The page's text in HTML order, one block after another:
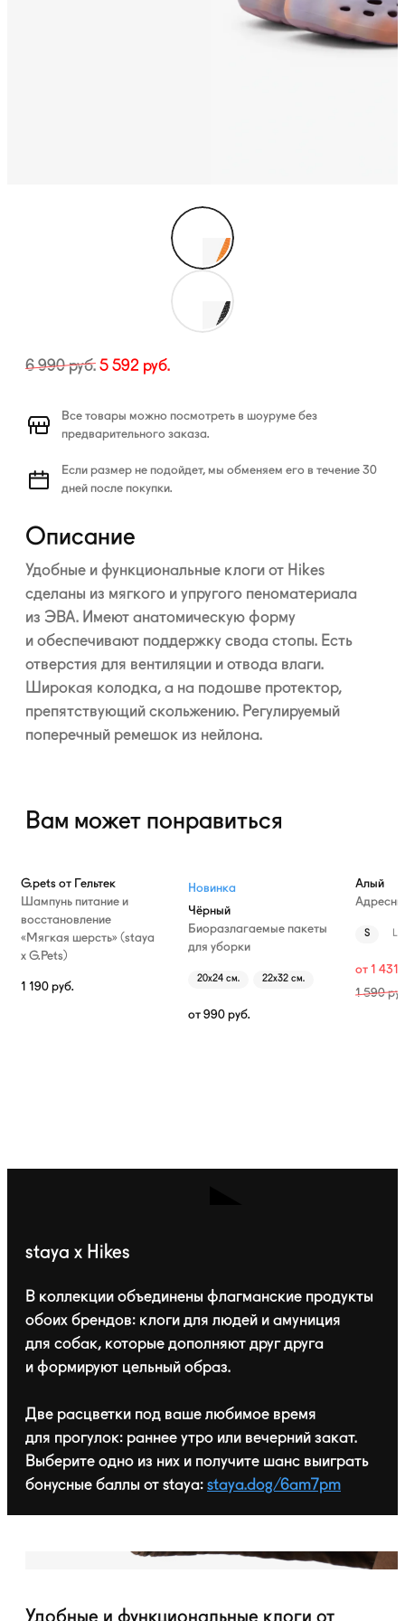
6 990руб. 5 592 руб.
Все товары можно посмотреть в шоуруме без
предварительного заказа.
Если размер не подойдет, мы обменяем его в течение 30
дней после покупки.
Описание
Удобные и функциональные клоги от Hikes
сделаны из мягкого и упругого пеноматериала
из ЭВА. Имеют анатомическую форму
и обеспечивают поддержку свода стопы. Есть
отверстия для вентиляции и отвода влаги.
Широкая колодка, а на подошве протектор,
препятствующий скольжению. Регулируемый
поперечный ремешок из нейлона.
Вам может понравиться
G.pets от Гельтек
Шампунь питание и
восстановление
«Мягкая шерсть» (staya
х G.Pets)
1 190 руб.
Новинка
Чёрный
Биоразлагаемые пакеты
для уборки
20х24 см. 22х32 см.
от 990 руб.
Алый
S L
от 1 431
1 590
staya x Hikes
В коллекции объединены флагманские продукты
обоих брендов: клоги для людей и амуниция
для собак, которые дополняют друг друга
и формируют цельный образ.
Две расцветки под ваше любимое время
для прогулок: раннее утро или вечерний закат.
Выберите одно из них и получите шанс выиграть
бонусные баллы от staya: staya.dog/6am7pm